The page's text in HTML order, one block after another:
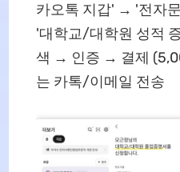
카오톡 지갑' → '전자
'대학교/대학원 성적
색 → 인증 → 결제
는 카톡/이메일 전송